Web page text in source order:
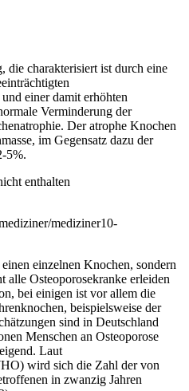
die charakterisiert ist durch eine
einer damit erhöhten
Verminderung der
Der atrophe Knochen
im Gegensatz dazu der
5%.
enthalten
mediziner10-
einzelnen Knochen, sondern
alle Osteoporosekranke erleiden
bei einigen ist vor allem die
beispielsweise der
sind in Deutschland
Menschen an Osteoporose
Laut
wird sich die Zahl der von
in zwanzig Jahren